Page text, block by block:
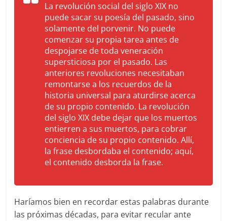
La revolución social del siglo XIX no
puede sacar su poesía del pasado, sino
solamente del porvenir. No puede
comenzar su propia tarea antes de
despojarse de toda veneración
supersticiosa por el pasado. Las
anteriores revoluciones necesitaban
remontarse a los recuerdos de la
historia universal para aturdirse acerca
de su propio contenido. La revolución
del siglo XIX debe dejar que los muertos
entierren a sus muertos, para cobrar
conciencia de su propio contenido. Allí,
la frase desbordaba el contenido; aquí,
el contenido desborda la frase.
Haríamos bien en recordar estas palabras durante
las próximas décadas, para evitar recular ante